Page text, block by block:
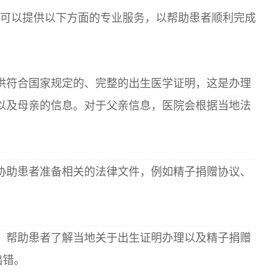
以提供以下方面的专业服务，以帮助患者顺利完成
符合国家规定的、完整的出生医学证明，这是办理
母亲的信息。对于父亲信息，医院会根据当地法
患者准备相关的法律文件，例如精子捐赠协议、
助患者了解当地关于出生证明办理以及精子捐赠
。